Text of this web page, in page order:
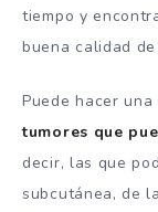
tiempo y
buena calidad
Puede hacer
tumores que
decir, las que
subcutánea, de